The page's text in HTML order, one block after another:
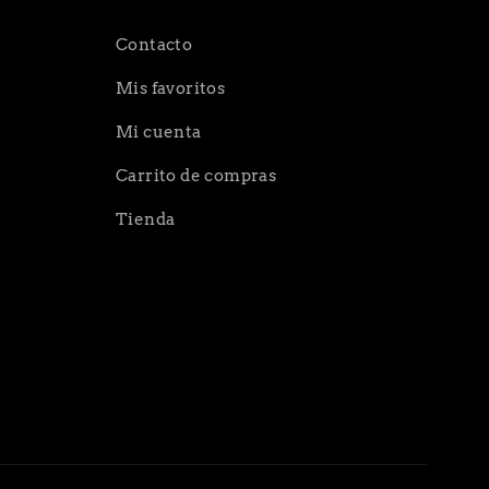
Contacto
Mis favoritos
Mi cuenta
Carrito de compras
Tienda